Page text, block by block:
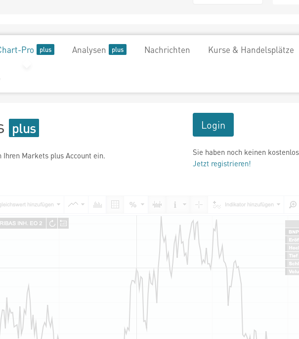
Pro Analysen Nachrichten Kurse & Handelsplätze
Ihren Markets plus Account ein.
Login
Sie haben noch keinen
Jetzt registrieren!